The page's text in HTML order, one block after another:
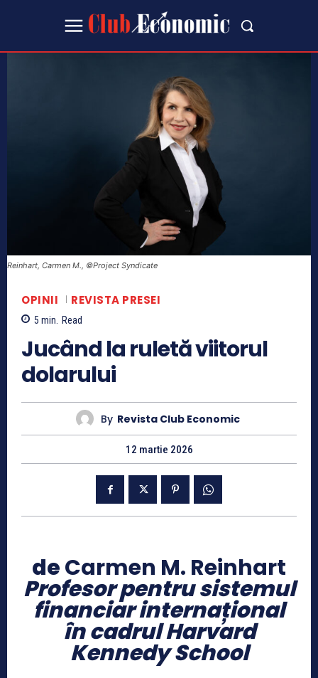
Reinhart, Carmen M., ©Project Syndicate
OPINII REVISTA PRESEI
5 min. Read
Jucând la ruletă viitorul
dolarului
By Revista Club Economic
12 martie 2026
deCarmen M. Reinhart
Profesor pentru sistemul
financiar internațional
în cadrul Harvard
Kennedy School